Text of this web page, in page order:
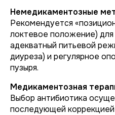
Немедикаментозные
Рекомендуется
локтевое положение)
адекватный питьевой
диуреза) и регулярное
пузыря.
Медикаментозная
Выбор антибиотика
последующей